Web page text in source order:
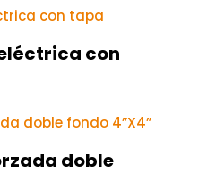
con
doble